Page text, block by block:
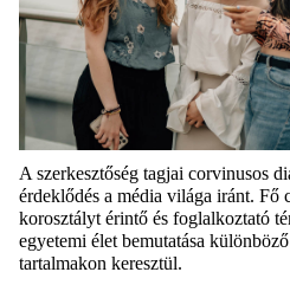
A szerkesztőség tagjai corvinusos
érdeklődés a média világa iránt. Fő
korosztályt érintő és foglalkoztató
egyetemi élet bemutatása
tartalmakon keresztül.